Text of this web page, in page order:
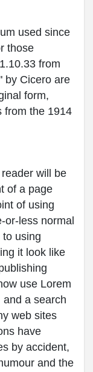
used since
those
from
by Cicero are
form,
from the 1914
will be
of a page
of using
or-less normal
using
it look like
use Lorem
a search
web sites
have
by accident,
and the